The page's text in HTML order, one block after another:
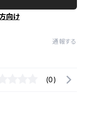
向け
通報する
(0)